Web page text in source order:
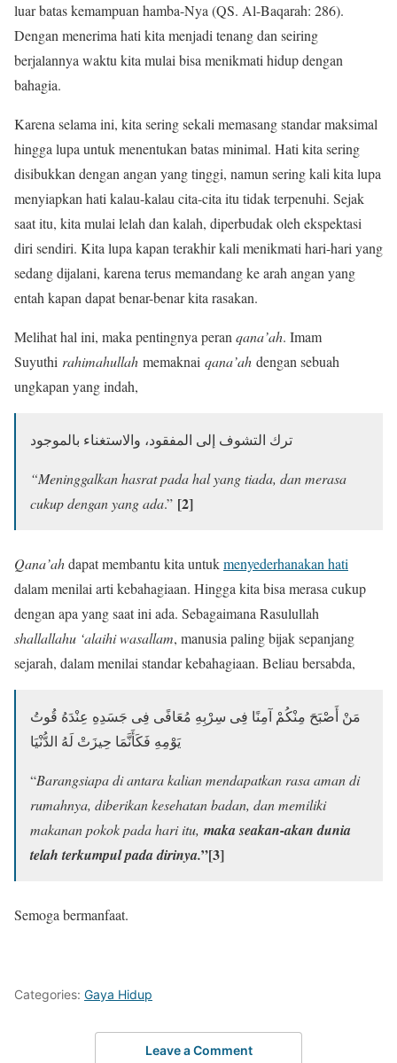
luar batas kemampuan hamba-Nya (QS. Al-Baqarah: 286).
Dengan menerima hati kita menjadi tenang dan seiring
berjalannya waktu kita mulai bisa menikmati hidup dengan
bahagia.
Karena selama ini, kita sering sekali memasang standar maksimal
hingga lupa untuk menentukan batas minimal. Hati kita sering
disibukkan dengan angan yang tinggi, namun sering kali kita lupa
menyiapkan hati kalau-kalau cita-cita itu tidak terpenuhi. Sejak
saat itu, kita mulai lelah dan kalah, diperbudak oleh ekspektasi
diri sendiri. Kita lupa kapan terakhir kali menikmati hari-hari yang
sedang dijalani, karena terus memandang ke arah angan yang
entah kapan dapat benar-benar kita rasakan.
Melihat hal ini, maka pentingnya peran qana’ah. Imam
Suyuthi rahimahullah memaknai qana’ah dengan sebuah
ungkapan yang indah,
ترك التشوف إلى المفقود، والاستغناء بالموجود
“Meninggalkan hasrat pada hal yang tiada, dan merasa
cukup dengan yang ada.” [2]
Qana’ahdapat membantu kita untukmenyederhanakan hati
dalam menilai arti kebahagiaan. Hingga kita bisa merasa cukup
dengan apa yang saat ini ada. Sebagaimana Rasulullah
shallallahu ‘alaihi wasallam, manusia paling bijak sepanjang
sejarah, dalam menilai standar kebahagiaan. Beliau bersabda,
مَنْ أَصْبَحَ مِنْكُمْ آمِنًا فِى سِرْبِهِ مُعَافًى فِى جَسَدِهِ عِنْدَهُ قُوتُ
يَوْمِهِ فَكَأَنَّمَا حِيزَتْ لَهُ الدُّنْيَا
“Barangsiapa di antara kalian mendapatkan rasa aman di
rumahnya, diberikan kesehatan badan, dan memiliki
makanan pokok pada hari itu, maka seakan-akan dunia
telah terkumpul pada dirinya.”[3]
Semoga bermanfaat.
Categories: Gaya Hidup
Leave a Comment